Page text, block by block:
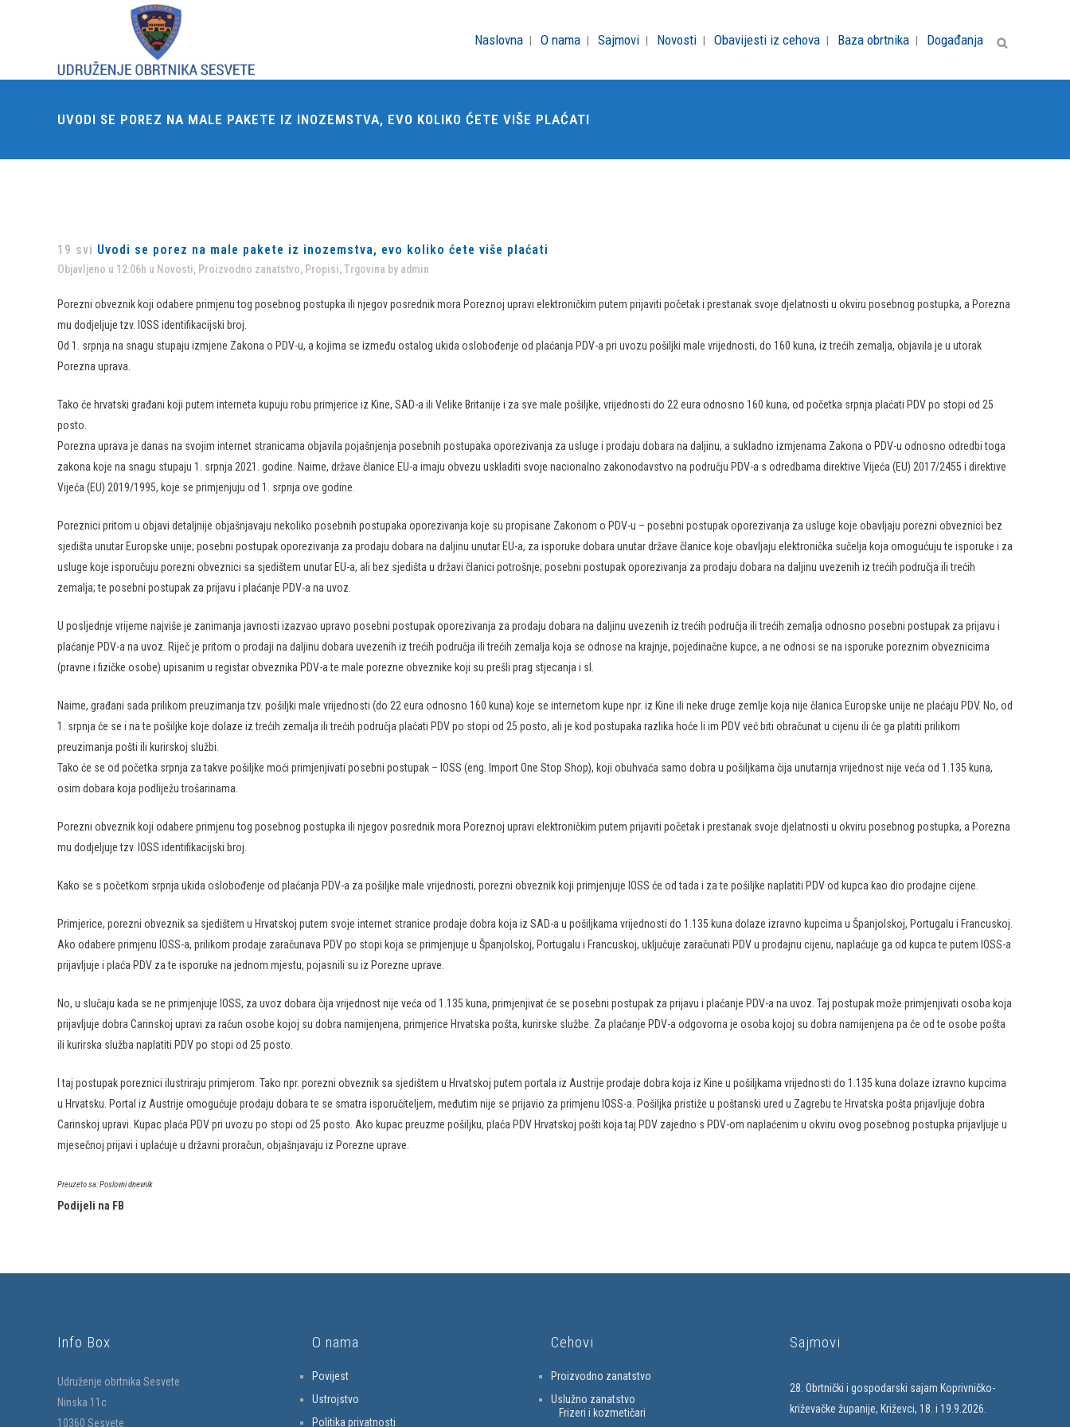
Naslovna O nama Sajmovi Novosti Obavijesti iz cehova Baza obrtnika Događanja
UVODI SE POREZ NA MALE PAKETE IZ INOZEMSTVA, EVO KOLIKO ĆETE VIŠE PLAĆATI
19 svi Uvodi se porez na male pakete iz inozemstva, evo koliko ćete više plaćati
Objavljeno u 12:06h u Novosti, Proizvodno zanatstvo, Propisi,Trgovina by admin
Porezni obveznik koji odabere primjenu tog posebnog postupka ili njegov posrednik mora Poreznoj upravi elektroničkim putem prijaviti početak i prestanak svoje djelatnosti u okviru posebnog postupka, a Porezna
mu dodjeljuje tzv. IOSS identifikacijski broj.
Od 1. srpnja na snagu stupaju izmjene Zakona o PDV-u, a kojima se između ostalog ukida oslobođenje od plaćanja PDV-a pri uvozu pošiljki male vrijednosti, do 160 kuna, iz trećih zemalja, objavila je u utorak
Porezna uprava.
Tako će hrvatski građani koji putem interneta kupuju robu primjerice iz Kine, SAD-a ili Velike Britanije i za sve male pošiljke, vrijednosti do 22 eura odnosno 160 kuna, od početka srpnja plaćati PDV po stopi od 25
posto.
Porezna uprava je danas na svojim internet stranicama objavila pojašnjenja posebnih postupaka oporezivanja za usluge i prodaju dobara na daljinu, a sukladno izmjenama Zakona o PDV-u odnosno odredbi toga
zakona koje na snagu stupaju 1. srpnja 2021. godine. Naime, države članice EU-a imaju obvezu uskladiti svoje nacionalno zakonodavstvo na području PDV-a s odredbama direktive Vijeća (EU) 2017/2455 i direktive
Vijeća (EU) 2019/1995, koje se primjenjuju od 1. srpnja ove godine.
Poreznici pritom u objavi detaljnije objašnjavaju nekoliko posebnih postupaka oporezivanja koje su propisane Zakonom o PDV-u – posebni postupak oporezivanja za usluge koje obavljaju porezni obveznici bez
sjedišta unutar Europske unije; posebni postupak oporezivanja za prodaju dobara na daljinu unutar EU-a, za isporuke dobara unutar države članice koje obavljaju elektronička sučelja koja omogućuju te isporuke i za
usluge koje isporučuju porezni obveznici sa sjedištem unutar EU-a, ali bez sjedišta u državi članici potrošnje; posebni postupak oporezivanja za prodaju dobara na daljinu uvezenih iz trećih područja ili trećih
zemalja; te posebni postupak za prijavu i plaćanje PDV-a na uvoz.
U posljednje vrijeme najviše je zanimanja javnosti izazvao upravo posebni postupak oporezivanja za prodaju dobara na daljinu uvezenih iz trećih područja ili trećih zemalja odnosno posebni postupak za prijavu i
plaćanje PDV-a na uvoz. Riječ je pritom o prodaji na daljinu dobara uvezenih iz trećih područja ili trećih zemalja koja se odnose na krajnje, pojedinačne kupce, a ne odnosi se na isporuke poreznim obveznicima
(pravne i fizičke osobe) upisanim u registar obveznika PDV-a te male porezne obveznike koji su prešli prag stjecanja i sl.
Naime, građani sada prilikom preuzimanja tzv. pošiljki male vrijednosti (do 22 eura odnosno 160 kuna) koje se internetom kupe npr. iz Kine ili neke druge zemlje koja nije članica Europske unije ne plaćaju PDV. No, od
1. srpnja će se i na te pošiljke koje dolaze iz trećih zemalja ili trećih područja plaćati PDV po stopi od 25 posto, ali je kod postupaka razlika hoće li im PDV već biti obračunat u cijenu ili će ga platiti prilikom
preuzimanja pošti ili kurirskoj službi.
Tako će se od početka srpnja za takve pošiljke moći primjenjivati posebni postupak – IOSS (eng. Import One Stop Shop), koji obuhvaća samo dobra u pošiljkama čija unutarnja vrijednost nije veća od 1.135 kuna,
osim dobara koja podliježu trošarinama.
Porezni obveznik koji odabere primjenu tog posebnog postupka ili njegov posrednik mora Poreznoj upravi elektroničkim putem prijaviti početak i prestanak svoje djelatnosti u okviru posebnog postupka, a Porezna
mu dodjeljuje tzv. IOSS identifikacijski broj.
Kako se s početkom srpnja ukida oslobođenje od plaćanja PDV-a za pošiljke male vrijednosti, porezni obveznik koji primjenjuje IOSS će od tada i za te pošiljke naplatiti PDV od kupca kao dio prodajne cijene.
Primjerice, porezni obveznik sa sjedištem u Hrvatskoj putem svoje internet stranice prodaje dobra koja iz SAD-a u pošiljkama vrijednosti do 1.135 kuna dolaze izravno kupcima u Španjolskoj, Portugalu i Francuskoj.
Ako odabere primjenu IOSS-a, prilikom prodaje zaračunava PDV po stopi koja se primjenjuje u Španjolskoj, Portugalu i Francuskoj, uključuje zaračunati PDV u prodajnu cijenu, naplaćuje ga od kupca te putem IOSS-a
prijavljuje i plaća PDV za te isporuke na jednom mjestu, pojasnili su iz Porezne uprave.
No, u slučaju kada se ne primjenjuje IOSS, za uvoz dobara čija vrijednost nije veća od 1.135 kuna, primjenjivat će se posebni postupak za prijavu i plaćanje PDV-a na uvoz​. Taj postupak može primjenjivati osoba koja
prijavljuje dobra Carinskoj upravi za račun osobe kojoj su dobra namijenjena, primjerice Hrvatska pošta, kurirske službe. Za plaćanje PDV-a odgovorna je osoba kojoj su dobra namijenjena pa će od te osobe pošta
ili kurirska služba naplatiti PDV po stopi od 25 posto.
I taj postupak poreznici ilustriraju primjerom. Tako npr. porezni obveznik sa sjedištem u Hrvatskoj putem portala iz Austrije prodaje dobra koja iz Kine u pošiljkama vrijednosti do 1.135 kuna dolaze izravno kupcima
u Hrvatsku. Portal iz Austrije omogućuje prodaju dobara te se smatra isporučiteljem, međutim nije se prijavio za primjenu IOSS-a. Pošiljka pristiže u poštanski ured u Zagrebu te Hrvatska pošta prijavljuje dobra
Carinskoj upravi. Kupac plaća PDV pri uvozu po stopi od 25 posto. Ako kupac preuzme pošiljku, plaća PDV Hrvatskoj pošti koja taj PDV zajedno s PDV-om naplaćenim u okviru ovog posebnog postupka prijavljuje u
mjesečnoj prijavi i uplaćuje u državni proračun, objašnjavaju iz Porezne uprave.
Preuzeto sa: Poslovni dnevnik
Podijeli na FB
Info Box
Udruženje obrtnika Sesvete
Ninska 11c
10360 Sesvete
O nama
Povijest
Ustrojstvo
Politika privatnosti
Cehovi
Proizvodno zanatstvo
Uslužno zanatstvo
Frizeri i kozmetičari
Sajmovi
28. Obrtnički i gospodarski sajam Koprivničko-
križevačke županije, Križevci, 18. i 19.9.2026.